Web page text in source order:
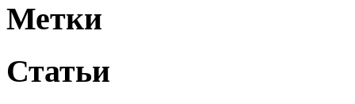
Метки
Статьи